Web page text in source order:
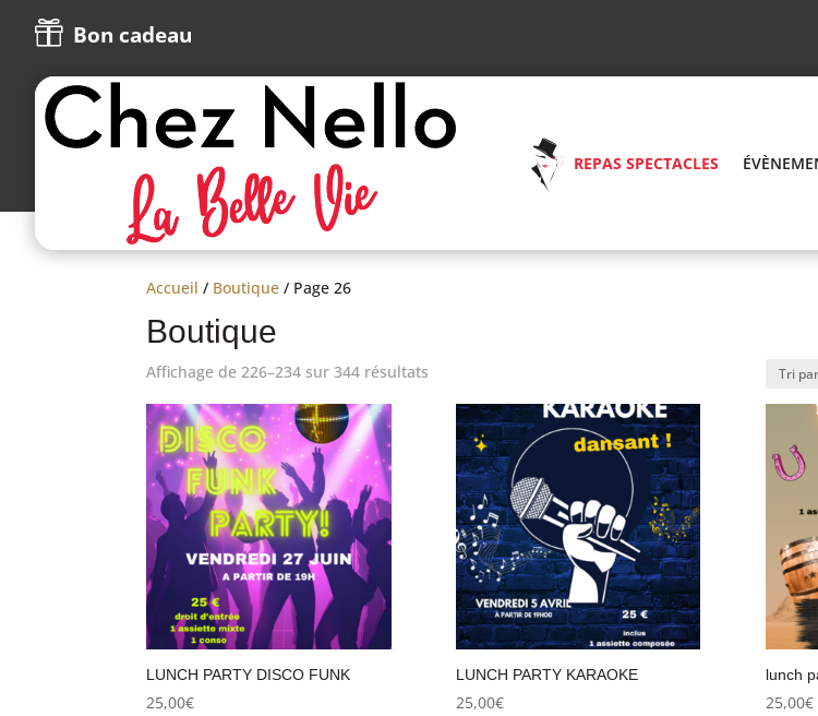
 Bon cadeau
REPAS SPECTACLES
Accueil / Boutique / Page 26
Boutique
Affichage de 226–234 sur 344 résultats
LUNCH PARTY DISCO FUNK
25,00€
LUNCH PARTY KARAOKE
25,00€
lunch
25,00€